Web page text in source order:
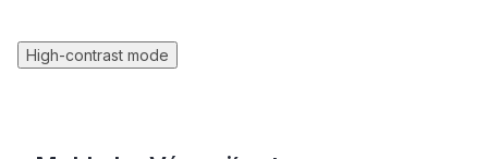
High-contrast mode